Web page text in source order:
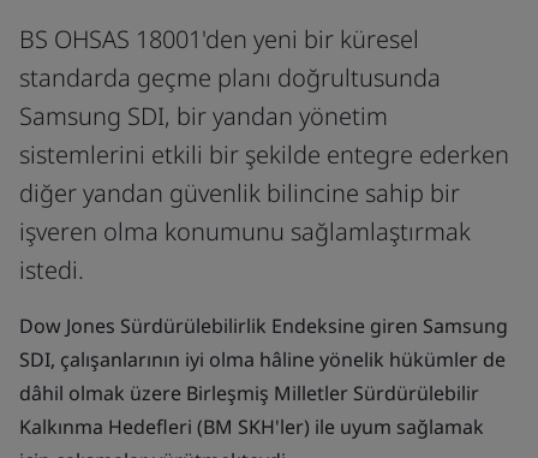
BS OHSAS 18001'den yeni bir küresel
standarda geçme planı doğrultusunda
Samsung SDI, bir yandan yönetim
sistemlerini etkili bir şekilde entegre ederken
diğer yandan güvenlik bilincine sahip bir
işveren olma konumunu sağlamlaştırmak
istedi.
Dow Jones Sürdürülebilirlik Endeksine giren Samsung
SDI, çalışanlarının iyi olma hâline yönelik hükümler de
dâhil olmak üzere Birleşmiş Milletler Sürdürülebilir
Kalkınma Hedefleri (BM SKH'ler) ile uyum sağlamak